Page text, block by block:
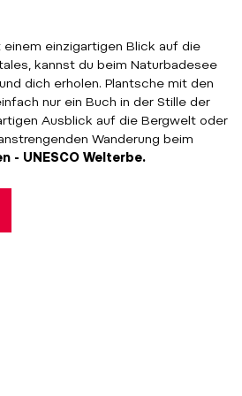
einzigartigen Blick auf die
kannst du beim Naturbadesee
dich erholen. Plantsche mit den
nur ein Buch in der Stille der
Ausblick auf die Bergwelt oder
Wanderung beim
- UNESCO Welterbe.